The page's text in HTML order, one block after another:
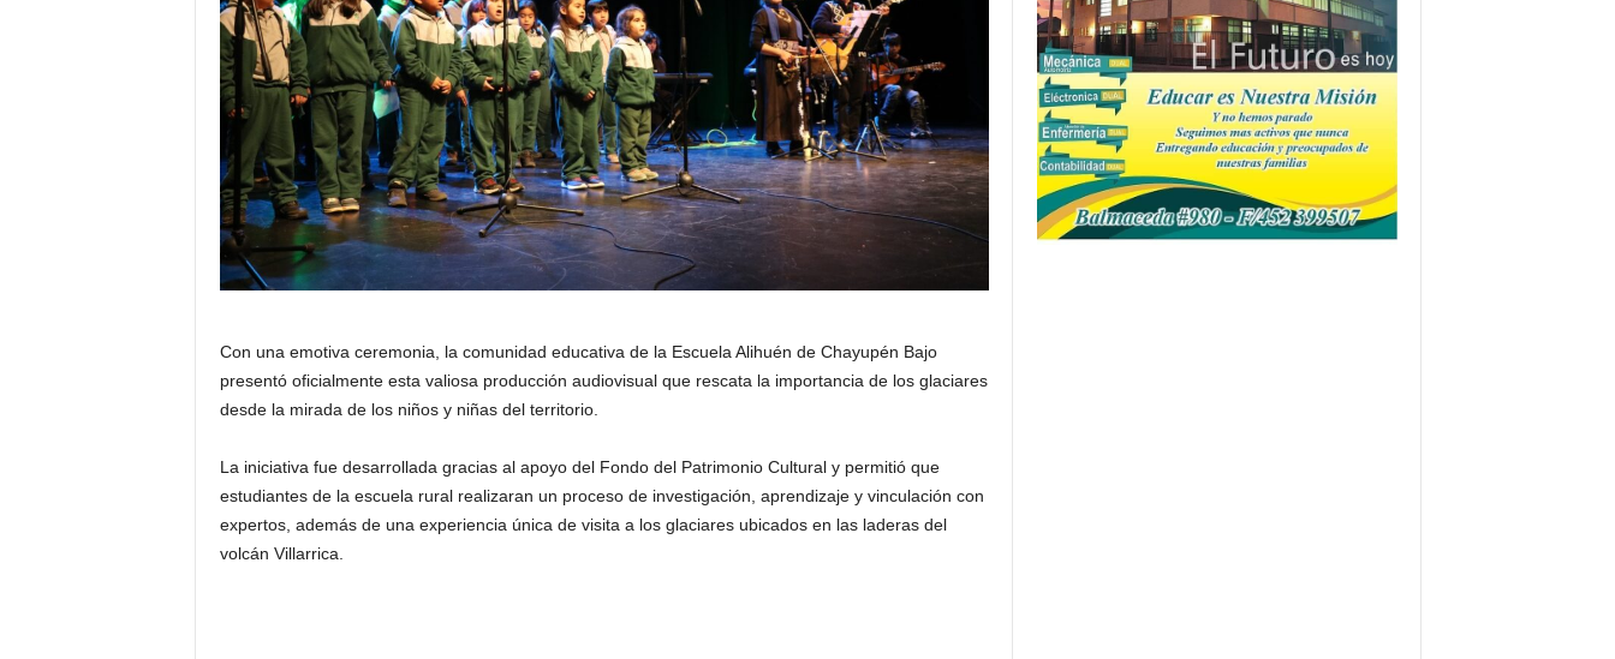
Con una emotiva ceremonia, la comunidad educativa de la Escuela Alihuén de Chayupén Bajo
presentó oficialmente esta valiosa producción audiovisual que rescata la importancia de los glaciares
desde la mirada de los niños y niñas del territorio.
La iniciativa fue desarrollada gracias al apoyo del Fondo del Patrimonio Cultural y permitió que
estudiantes de la escuela rural realizaran un proceso de investigación, aprendizaje y vinculación con
expertos, además de una experiencia única de visita a los glaciares ubicados en las laderas del
volcán Villarrica.